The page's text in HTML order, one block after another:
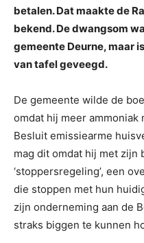
betalen. Dat maakte de
bekend. De dwangsom
gemeente Deurne, maar
van tafel geveegd.
De gemeente wilde de
omdat hij meer
Besluit emissiearme
mag dit omdat hij met zijn
‘stoppersregeling’, een
die stoppen met hun
zijn onderneming aan de
straks biggen te kunnen